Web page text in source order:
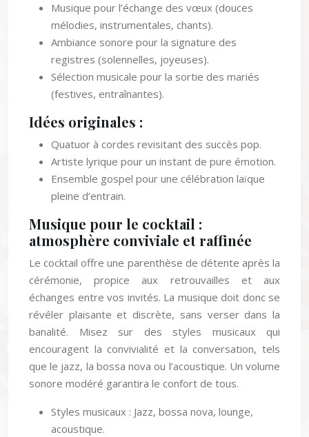
Musique pour l’échange des vœux (douces
mélodies, instrumentales, chants).
Ambiance sonore pour la signature des
registres (solennelles, joyeuses).
Sélection musicale pour la sortie des mariés
(festives, entraînantes).
Idées originales :
Quatuor à cordes revisitant des succès pop.
Artiste lyrique pour un instant de pure émotion.
Ensemble gospel pour une célébration laïque
pleine d’entrain.
Musique pour le cocktail :
atmosphère conviviale et raffinée
Le cocktail offre une parenthèse de détente après la
cérémonie, propice aux retrouvailles et aux
échanges entre vos invités. La musique doit donc se
révéler plaisante et discrète, sans verser dans la
banalité. Misez sur des styles musicaux qui
encouragent la convivialité et la conversation, tels
que le jazz, la bossa nova ou l’acoustique. Un volume
sonore modéré garantira le confort de tous.
Styles musicaux : Jazz, bossa nova, lounge,
acoustique.